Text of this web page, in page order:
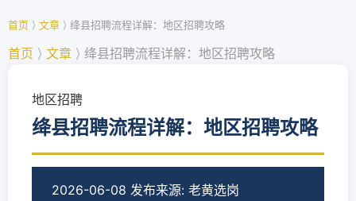
首页 ⟩ 文章 ⟩ 绛县招聘流程详解：地区招聘攻略
首页 ⟩ 文章 ⟩ 绛县招聘流程详解：地区招聘攻略
地区招聘
绛县招聘流程详解：地区招聘攻略
2026-06-08 发布来源: 老黄选岗